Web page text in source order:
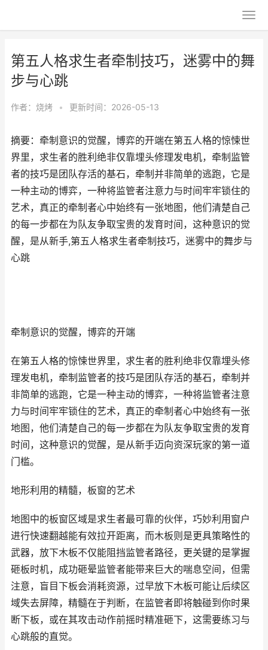
第五人格求生者牵制技巧，迷雾中的舞
步与心跳
作者： 烧烤 • 更新时间：2026-05-13
摘要：牵制意识的觉醒，博弈的开端在第五人格的惊悚世
界里，求生者的胜利绝非仅靠埋头修理发电机，牵制监管
者的技巧是团队存活的基石，牵制并非简单的逃跑，它是
一种主动的博弈，一种将监管者注意力与时间牢牢锁住的
艺术，真正的牵制者心中始终有一张地图，他们清楚自己
的每一步都在为队友争取宝贵的发育时间，这种意识的觉
醒，是从新手,第五人格求生者牵制技巧，迷雾中的舞步与
心跳
牵制意识的觉醒，博弈的开端
在第五人格的惊悚世界里，求生者的胜利绝非仅靠埋头修
理发电机，牵制监管者的技巧是团队存活的基石，牵制并
非简单的逃跑，它是一种主动的博弈，一种将监管者注意
力与时间牢牢锁住的艺术，真正的牵制者心中始终有一张
地图，他们清楚自己的每一步都在为队友争取宝贵的发育
时间，这种意识的觉醒，是从新手迈向资深玩家的第一道
门槛。
地形利用的精髓，板窗的艺术
地图中的板窗区域是求生者最可靠的伙伴，巧妙利用窗户
进行快速翻越能有效拉开距离，而木板则是更具策略性的
武器，放下木板不仅能阻挡监管者路径，更关键的是掌握
砸板时机，成功砸晕监管者能带来巨大的喘息空间，但需
注意，盲目下板会消耗资源，过早放下木板可能让后续区
域失去屏障，精髓在于判断，在监管者即将触碰到你时果
断下板，或在其攻击动作前摇时精准砸下，这需要练习与
心跳般的直觉。